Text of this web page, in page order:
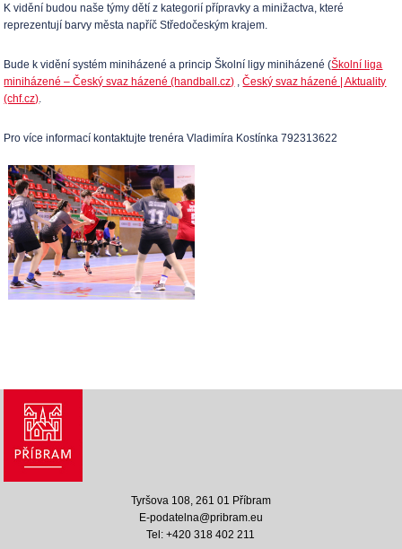
K vidění budou naše týmy dětí z kategorií přípravky a minižactva, které
reprezentují barvy města napříč Středočeským krajem.
Bude k vidění systém miniházené a princip Školní ligy miniházené (Školní liga
miniházené – Český svaz házené (handball.cz) ,Český svaz házené | Aktuality
(chf.cz).
Pro více informací kontaktujte trenéra Vladimíra Kostínka792313622
Tyršova 108, 261 01 Příbram
E-podatelna@pribram.eu
Tel: +420 318 402 211